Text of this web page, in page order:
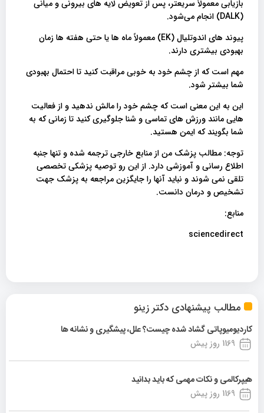
مطالب پیشنهادی دکتر زینو
کاردیومیوپاتی گشاد شده چیست؟ علل، پیشگیری و نشانه ها
1169 روز پیش
هیپرکالمی و نکات مهمی که باید بدانید
1169 روز پیش
بازیابی معمولاً سریعتر، پس از تعویض لایه های بیرونی و میانی
(DALK) انجام می‌شود.
پیوند های اندوتلیال (EK) معمولاً ماه ها یا حتی هفته ها زمان
بهبودی بیشتری دارند.
مهم است که از چشم خود به خوبی مراقبت کنید تا احتمال بهبودی
شما بیشتر شود.
این به این معنی است که چشم خود را مالش ندهید و از فعالیت
هایی مانند ورزش های تماسی و شنا جلوگیری کنید تا زمانی که به
شما بگویند که ایمن هستید.
توجه: مطالب پزشک من از منابع خارجی ترجمه شده و تنها جنبه
اطلاع رسانی و آموزشی دارد. از این رو توصیه پزشکی تخصصی
تلقی نمی شوند و نباید آنها را جایگزین مراجعه به پزشک جهت
تشخیص و درمان دانست.
منابع:
sciencedirect